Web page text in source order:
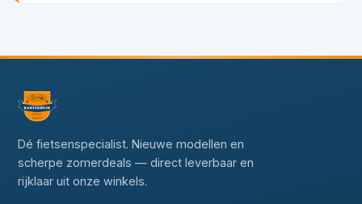
Dé fietsenspecialist. Nieuwe modellen en
scherpe zomerdeals — direct leverbaar en
rijklaar uit onze winkels.